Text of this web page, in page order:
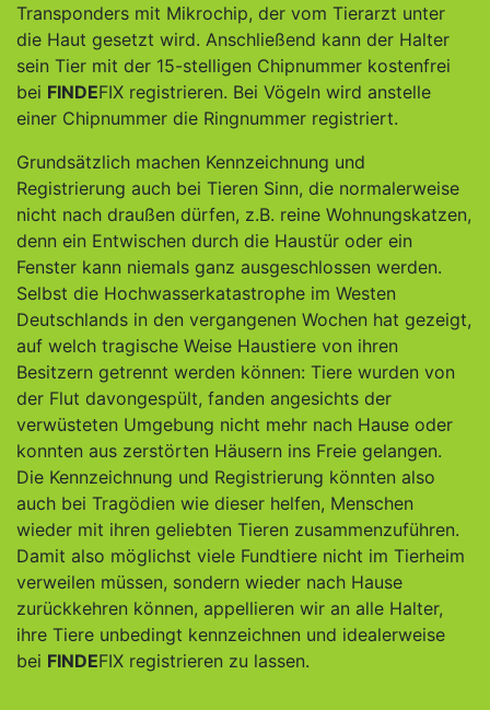
Transponders mit Mikrochip, der vom Tierarzt unter
die Haut gesetzt wird. Anschließend kann der Halter
sein Tier mit der 15-stelligen Chipnummer kostenfrei
bei FINDEFIX registrieren. Bei Vögeln wird anstelle
einer Chipnummer die Ringnummer registriert.
Grundsätzlich machen Kennzeichnung und
Registrierung auch bei Tieren Sinn, die normalerweise
nicht nach draußen dürfen, z.B. reine Wohnungskatzen,
denn ein Entwischen durch die Haustür oder ein
Fenster kann niemals ganz ausgeschlossen werden.
Selbst die Hochwasserkatastrophe im Westen
Deutschlands in den vergangenen Wochen hat gezeigt,
auf welch tragische Weise Haustiere von ihren
Besitzern getrennt werden können: Tiere wurden von
der Flut davongespült, fanden angesichts der
verwüsteten Umgebung nicht mehr nach Hause oder
konnten aus zerstörten Häusern ins Freie gelangen.
Die Kennzeichnung und Registrierung könnten also
auch bei Tragödien wie dieser helfen, Menschen
wieder mit ihren geliebten Tieren zusammenzuführen.
Damit also möglichst viele Fundtiere nicht im Tierheim
verweilen müssen, sondern wieder nach Hause
zurückkehren können, appellieren wir an alle Halter,
ihre Tiere unbedingt kennzeichnen und idealerweise
bei FINDEFIX registrieren zu lassen.